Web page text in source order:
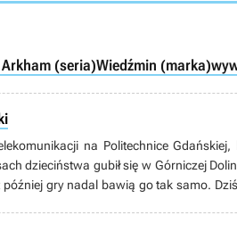
(seria)Wiedźmin (marka)
na Politechnice
dzieciństwa gubił się w Górniczej
gry nadal bawią go tak samo.